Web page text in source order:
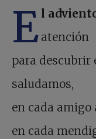
E l
atención
para descubrir
saludamos,
en cada amigo
en cada